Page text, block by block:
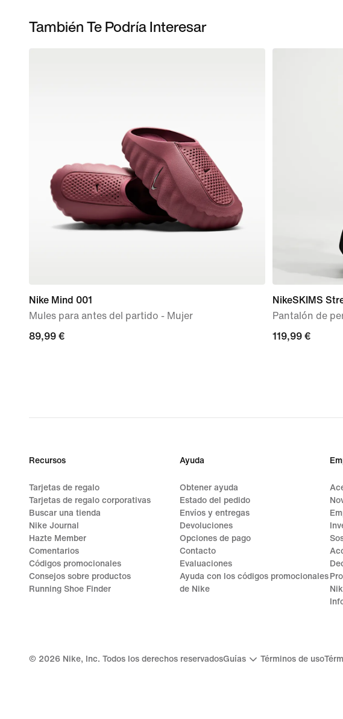
También Te Podría Interesar
Nike Mind 001
Mules para antes del partido - Mujer
89,99 €
89,99 €
NikeSKIMS
Pantalón de
119,99 €
119,99 €
Recursos
Tarjetas de regalo
Tarjetas de regalo corporativas
Buscar una tienda
Nike Journal
Hazte Member
Comentarios
Códigos promocionales
Consejos sobre productos
Running Shoe Finder
Ayuda
Obtener ayuda
Estado del pedido
Envíos y entregas
Devoluciones
Opciones de pago
Contacto
Evaluaciones
Ayuda con los códigos promocionales
de Nike
© 2026 Nike, Inc. Todos los derechos reservadosGuías Términos de uso